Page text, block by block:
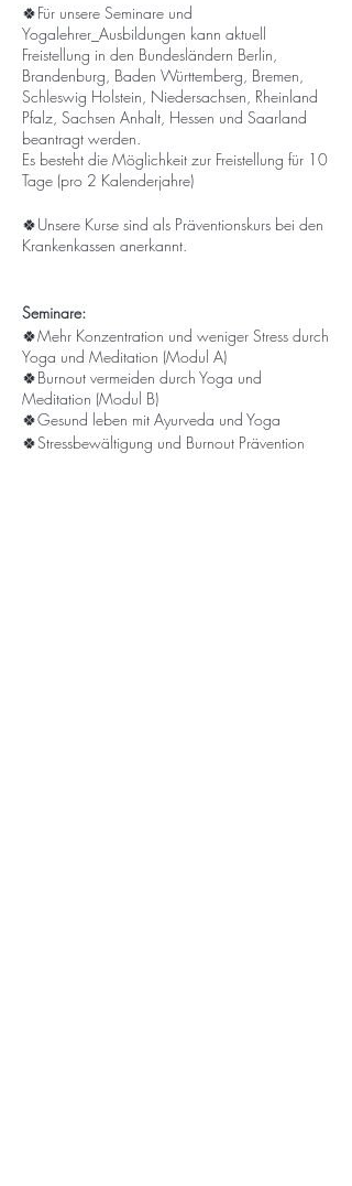
🍀Für unsere Seminare und
Yogalehrer_Ausbildungen kann aktuell
Freistellung in den Bundesländern Berlin,
Brandenburg, Baden Württemberg, Bremen,
Schleswig Holstein, Niedersachsen, Rheinland
Pfalz, Sachsen Anhalt, Hessen und Saarland
beantragt werden.
Es besteht die Möglichkeit zur Freistellung für 10
Tage (pro 2 Kalenderjahre)
🍀Unsere Kurse sind als Präventionskurs bei den
Krankenkassen anerkannt.
Seminare:
🍀Mehr Konzentration und weniger Stress durch
Yoga und Meditation (Modul A)
🍀Burnout vermeiden durch Yoga und
Meditation (Modul B)
🍀Gesund leben mit Ayurveda und Yoga
🍀Stressbewältigung und Burnout Prävention